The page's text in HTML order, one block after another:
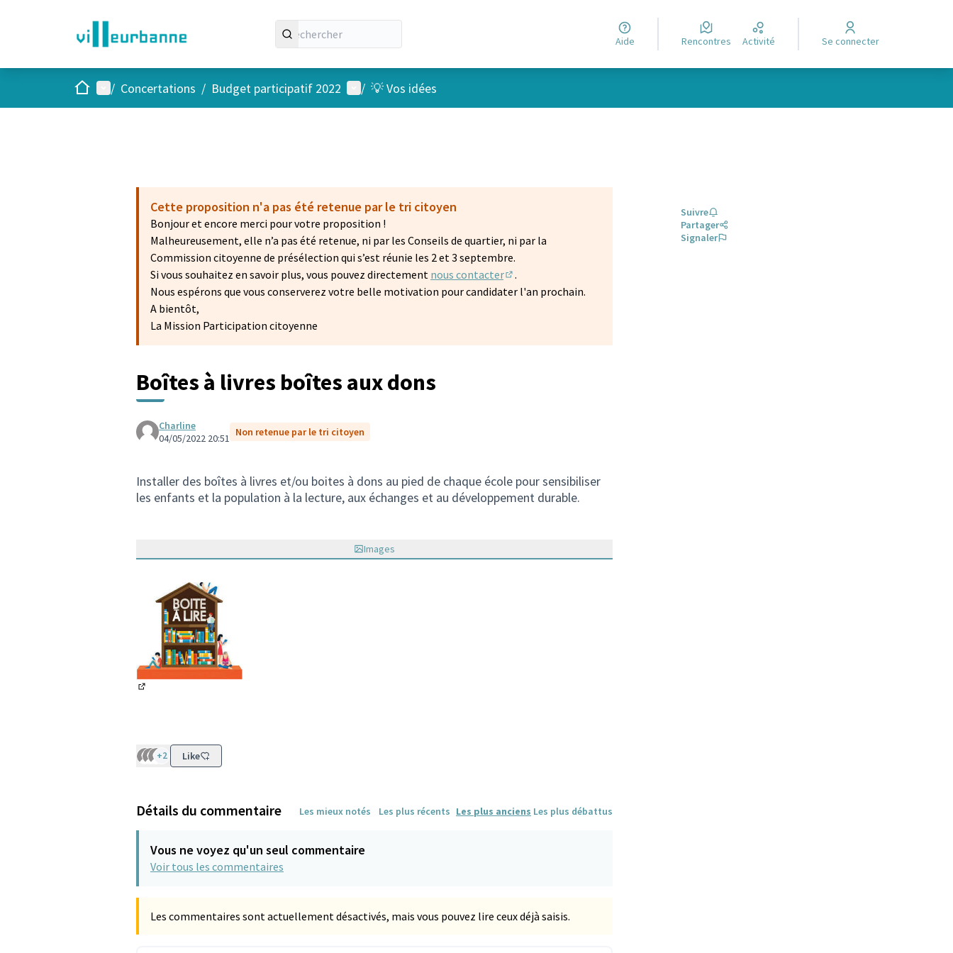
Aide Rencontres Activité Se connecter
AccueilMenu principal
/ Concertations / Budget participatif 2022 Menu utilisateur
/ 💡 Vos idées
Cette proposition n'a pas été retenue par le tri citoyen
Bonjour et encore merci pour votre proposition !
Malheureusement, elle n’a pas été retenue, ni par les Conseils de quartier, ni par la
Commission citoyenne de présélection qui s’est réunie les 2 et 3 septembre.
Si vous souhaitez en savoir plus, vous pouvez directement nous contacter
(S'ouvre dans un nouvel onglet)
.
Nous espérons que vous conserverez votre belle motivation pour candidater l'an prochain.
A bientôt,
La Mission Participation citoyenne
Boîtes à livres boîtes aux dons
Charline
04/05/2022 20:51 Non retenue par le tri citoyen
Installer des boîtes à livres et/ou boites à dons au pied de chaque école pour sensibiliser
les enfants et la population à la lecture, aux échanges et au développement durable.
Images
+2 Like
Suivre
Partager
Signaler
Détails du commentaire Les mieux notés Les plus récents Les plus anciens Les plus débattus
Vous ne voyez qu'un seul commentaire
Voir tous les commentaires
Les commentaires sont actuellement désactivés, mais vous pouvez lire ceux déjà saisis.